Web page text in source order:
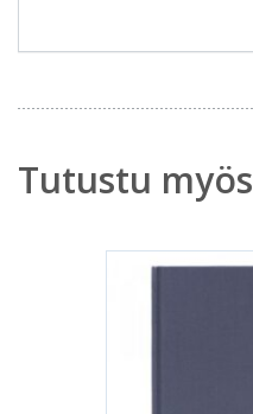
Tutustu myös